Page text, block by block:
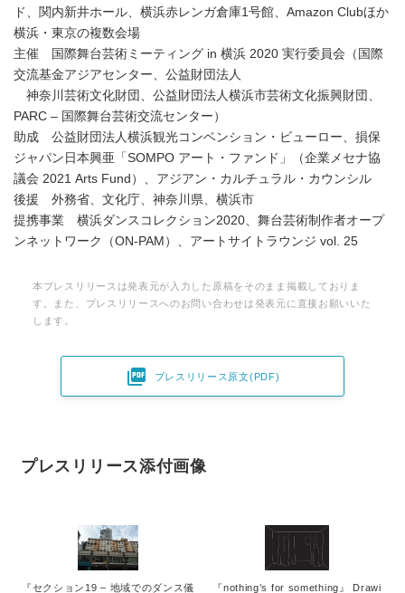
ド、関内新井ホール、横浜赤レンガ倉庫1号館、Amazon Clubほか
横浜・東京の複数会場
主催 国際舞台芸術ミーティング in 横浜 2020 実行委員会（国際
交流基金アジアセンター、公益財団法人
神奈川芸術文化財団、公益財団法人横浜市芸術文化振興財団、
PARC – 国際舞台芸術交流センター）
助成 公益財団法人横浜観光コンベンション・ビューロー、損保
ジャパン日本興亜「SOMPO アート・ファンド」（企業メセナ協
議会 2021 Arts Fund）、アジアン・カルチュラル・カウンシル
後援 外務省、文化庁、神奈川県、横浜市
提携事業 横浜ダンスコレクション2020、舞台芸術制作者オープ
ンネットワーク（ON-PAM）、アートサイトラウンジ vol. 25
本プレスリリースは発表元が入力した原稿をそのまま掲載しておりま
す。また、プレスリリースへのお問い合わせは発表元に直接お願いいた
します。
 プレスリリース原文(PDF)
プレスリリース添付画像
『セクション19 – 地域でのダンス儀 『nothing’s for something』 Drawi